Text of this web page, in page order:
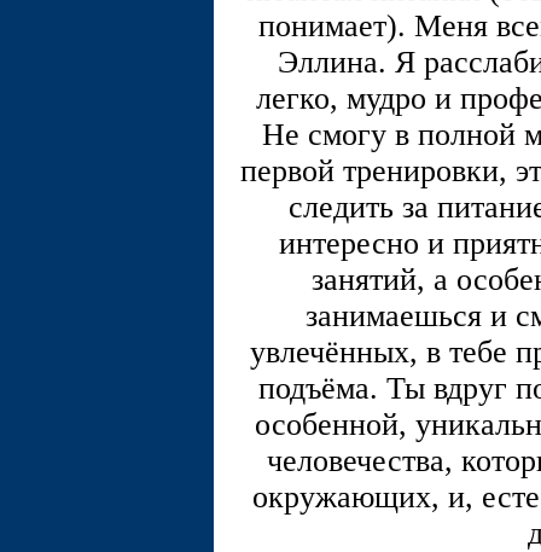
понимает). Меня
Эллина. Я
легко, мудро и
Не смогу в полной
первой тренировки,
следить за
интересно и
занятий, а
занимаешься и
увлечённых, в тебе
подъёма. Ты вдруг
особенной,
человечества,
окружающих, и,